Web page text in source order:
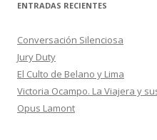
r
:
ENTRADAS RECIENTES
Conversación Silenciosa
Jury Duty
El Culto de Belano y Lima
Victoria Ocampo. La Viajera y
Opus Lamont